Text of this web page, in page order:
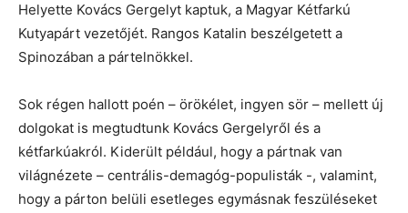
Helyette Kovács Gergelyt kaptuk, a Magyar Kétfarkú
Kutyapárt vezetőjét. Rangos Katalin beszélgetett a
Spinozában a pártelnökkel.
Sok régen hallott poén – örökélet, ingyen sör – mellett új
dolgokat is megtudtunk Kovács Gergelyről és a
kétfarkúakról. Kiderült például, hogy a pártnak van
világnézete – centrális-demagóg-populisták -, valamint,
hogy a párton belüli esetleges egymásnak feszüléseket